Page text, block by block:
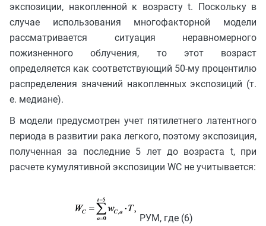
экспозиции, накопленной к возрасту t. Поскольку в
случае использования многофакторной модели
рассматривается ситуация неравномерного
пожизненного облучения, то этот возраст
определяется как соответствующий 50-му процентилю
распределения значений накопленных экспозиций (т.
е. медиане).
В модели предусмотрен учет пятилетнего латентного
периода в развитии рака легкого, поэтому экспозиция,
полученная за последние 5 лет до возраста t, при
расчете кумулятивной экспозиции WC не учитывается:
РУМ, где (6)